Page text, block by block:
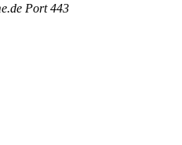
Port 443